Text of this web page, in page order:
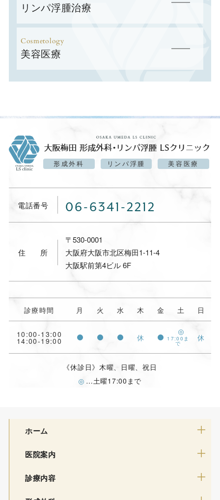
リンパ浮腫治療
美容医療
Cosmetology
形成外科 リンパ浮腫 美容医療
電話番号 06-6341-2212
住所
〒530-0001
大阪府大阪市北区梅田1-11-4
大阪駅前第4ビル 6F
診療時間 月 火 水 木 金 土 日
10:00-13:00
14:00-19:00 休 17:00ま
で
休
《休診日》木曜、日曜、祝日
…土曜17:00まで
ホーム
医院案内
診療内容